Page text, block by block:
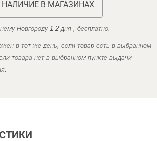
НАЛИЧИЕ В МАГАЗИНАХ
Новгороду 1-2 дня , бесплатно.
в тот же день, если товар есть в выбранном
товара нет в выбранном пункте выдачи -